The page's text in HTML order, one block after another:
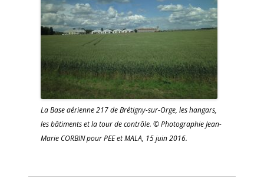
La Base aérienne 217 de Brétigny-sur-Orge, les hangars,
les bâtiments et la tour de contrôle. © Photographie Jean-
Marie CORBIN pour PEE et MALA, 15 juin 2016.